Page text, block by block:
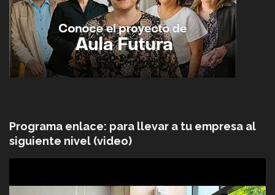
Programa enlace: para llevar a tu empresa al
siguiente nivel (video)